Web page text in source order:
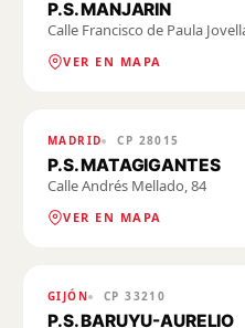
P.S. MANJARIN
Calle Francisco de Paula
VER EN MAPA
MADRID CP 28015
P.S. MATAGIGANTES
Calle Andrés Mellado, 84
VER EN MAPA
GIJÓN CP33210
P.S. BARUYU-AURELIO